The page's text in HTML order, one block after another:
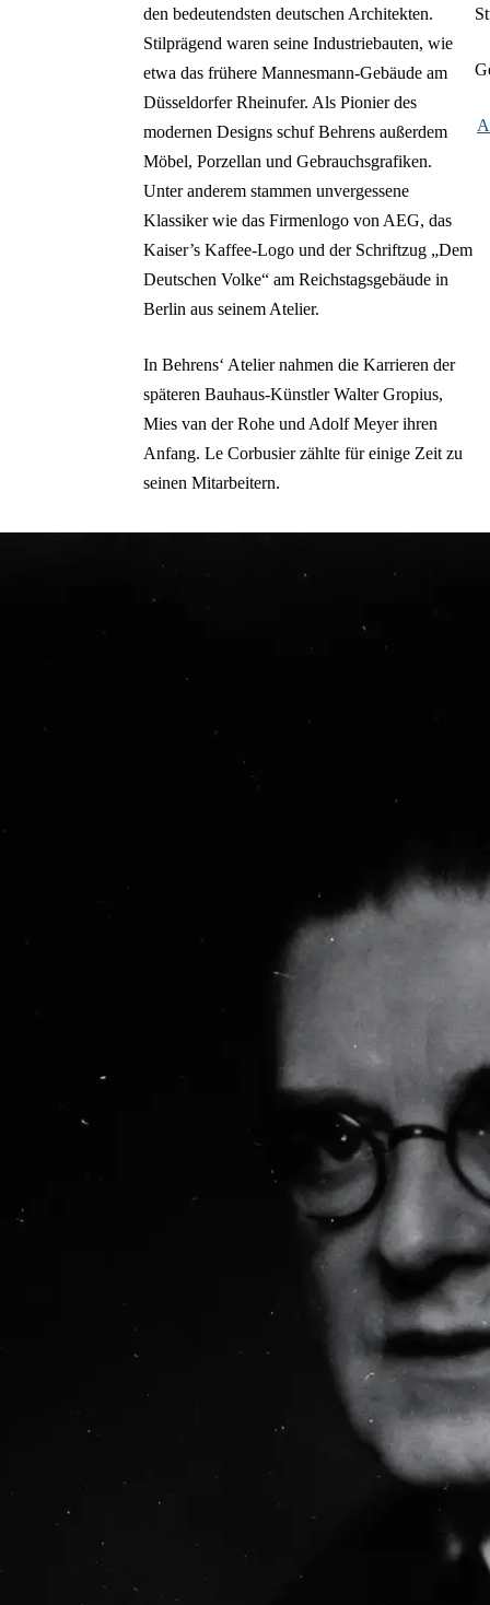
den bedeutendsten deutschen Architekten.
Stilprägend waren seine Industriebauten, wie
etwa das frühere Mannesmann-Gebäude am
Düsseldorfer Rheinufer. Als Pionier des
modernen Designs schuf Behrens außerdem
Möbel, Porzellan und Gebrauchsgrafiken.
Unter anderem stammen unvergessene
Klassiker wie das Firmenlogo von AEG, das
Kaiser’s Kaffee-Logo und der Schriftzug „Dem
Deutschen Volke“ am Reichstagsgebäude in
Berlin aus seinem Atelier.
In Behrens‘ Atelier nahmen die Karrieren der
späteren Bauhaus-Künstler Walter Gropius,
Mies van der Rohe und Adolf Meyer ihren
Anfang. Le Corbusier zählte für einige Zeit zu
seinen Mitarbeitern.